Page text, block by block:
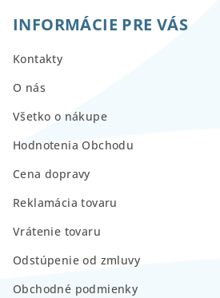
INFORMÁCIE PRE VÁS
Kontakty
O nás
Všetko o nákupe
Hodnotenia Obchodu
Cena dopravy
Reklamácia tovaru
Vrátenie tovaru
Odstúpenie od zmluvy
Obchodné podmienky